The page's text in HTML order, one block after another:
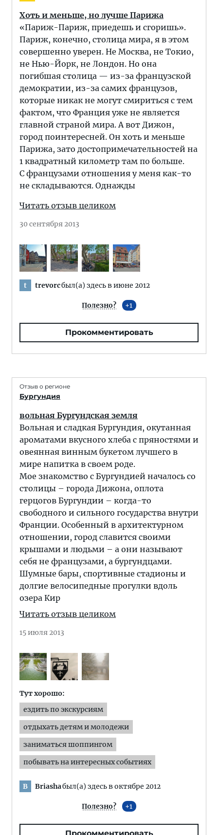
Хоть и меньше, но лучше Парижа
«Париж-Париж, приедешь и сгоришь».
Париж, конечно, столица мира, я в этом
совершенно уверен. Не Москва, не Токио,
не Нью-Йорк, не Лондон. Но она
погибшая столица — из-за французской
демократии, из-за самих французов,
которые никак не могут смириться с тем
фактом, что Франция уже не является
главной страной мира. А вот Дижон,
город поинтересней. Он хоть и меньше
Парижа, зато достопримечательностей на
1 квадратный километр там по больше.
С французами отношения у меня как-то
не складываются. Однажды
Читать отзыв целиком
30 сентября 2013
t trevorcбыл(а) здесь в июне 2012
Полезно? 1
Прокомментировать
Отзыв о регионе
Бургундия
вольная Бургундская земля
Вольная и сладкая Бургундия, окутанная
ароматами вкусного хлеба с пряностями и
овеянная винным букетом лучшего в
мире напитка в своем роде.
Мое знакомство с Бургундией началось со
столицы – города Дижона, оплота
герцогов Бургундии – когда-то
свободного и сильного государства внутри
Франции. Особенный в архитектурном
отношении, город славится своими
крышами и людьми – а они называют
себя не французами, а бургундцами.
Шумные бары, спортивные стадионы и
долгие велосипедные прогулки вдоль
озера Кир
Читать отзыв целиком
15 июля 2013
Тут хорошо:
ездить по экскурсиям
отдыхать детям и молодежи
заниматься шоппингом
побывать на интересных событиях
B Briashaбыл(а) здесь в октябре 2012
Полезно? 1